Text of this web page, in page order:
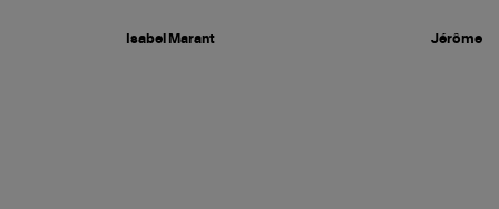
Isabel Marant Jérôme